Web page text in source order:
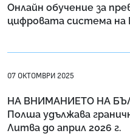
Онлайн обучение за
цифровата система на
07 ОКТОМВРИ 2025
НА ВНИМАНИЕТО НА
Полша удължава
Литва до април 2026 г.